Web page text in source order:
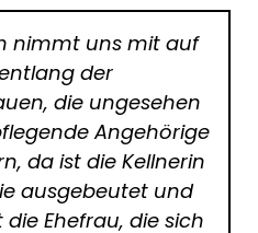
nimmt uns mit auf
der
die ungesehen
Angehörige
da ist die Kellnerin
ausgebeutet und
Ehefrau, die sich